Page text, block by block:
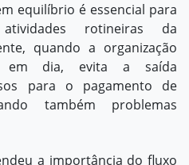
equilíbrio é essencial para
rotineiras da
quando a organização
em dia, evita a saída
para o pagamento de
também problemas
a importância do fluxo